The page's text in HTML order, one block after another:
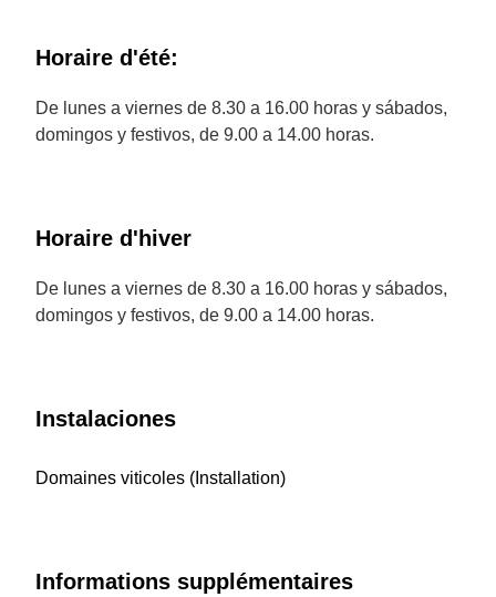
Horaire d'été:
De lunes a viernes de 8.30 a 16.00 horas y sábados,
domingos y festivos, de 9.00 a 14.00 horas.
Horaire d'hiver
De lunes a viernes de 8.30 a 16.00 horas y sábados,
domingos y festivos, de 9.00 a 14.00 horas.
Instalaciones
Domaines viticoles (Installation)
Informations supplémentaires